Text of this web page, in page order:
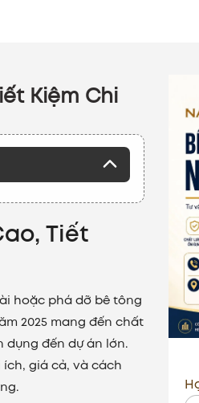
Kiệm Chi
Tiết
hoặc phá dỡ bê tông
2025 mang đến chất
đến dự án lớn.
giá cả, và cách